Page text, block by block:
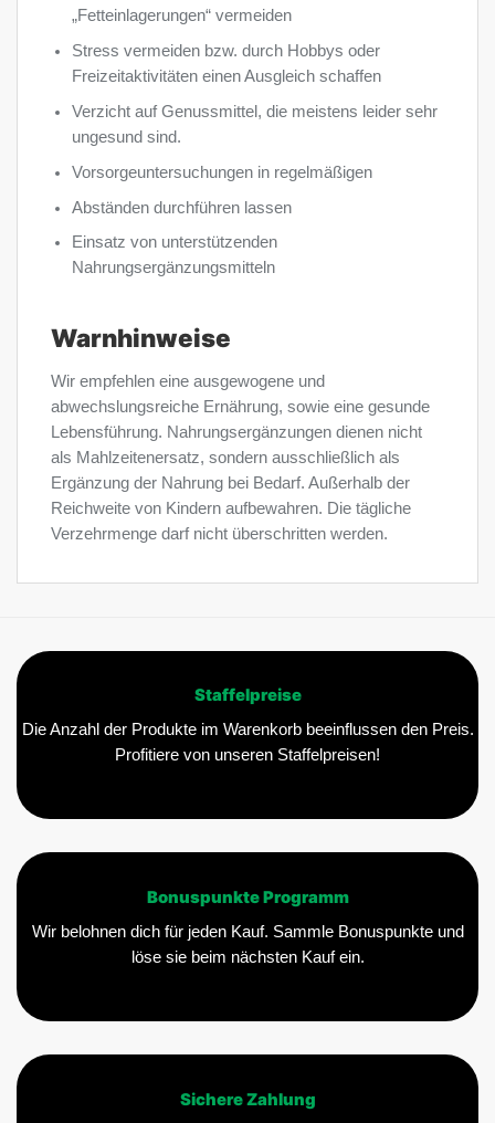
„Fetteinlagerungen“ vermeiden
Stress vermeiden bzw. durch Hobbys oder
Freizeitaktivitäten einen Ausgleich schaffen
Verzicht auf Genussmittel, die meistens leider sehr
ungesund sind.
Vorsorgeuntersuchungen in regelmäßigen
Abständen durchführen lassen
Einsatz von unterstützenden
Nahrungsergänzungsmitteln
Warnhinweise
Wir empfehlen eine ausgewogene und
abwechslungsreiche Ernährung, sowie eine gesunde
Lebensführung. Nahrungsergänzungen dienen nicht
als Mahlzeitenersatz, sondern ausschließlich als
Ergänzung der Nahrung bei Bedarf. Außerhalb der
Reichweite von Kindern aufbewahren. Die tägliche
Verzehrmenge darf nicht überschritten werden.
Staffelpreise
Die Anzahl der Produkte im Warenkorb beeinflussen den Preis.
Profitiere von unseren Staffelpreisen!
Bonuspunkte Programm
Wir belohnen dich für jeden Kauf. Sammle Bonuspunkte und
löse sie beim nächsten Kauf ein.
Sichere Zahlung